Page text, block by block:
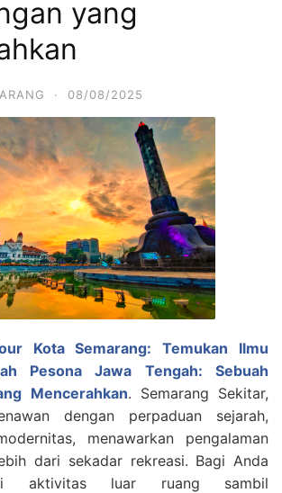
yang
· 08/08/2025
Kota Semarang: Temukan Ilmu
Pesona Jawa Tengah: Sebuah
Mencerahkan. Semarang Sekitar,
dengan perpaduan sejarah,
menawarkan pengalaman
dari sekadar rekreasi. Bagi Anda
aktivitas luar ruang sambil